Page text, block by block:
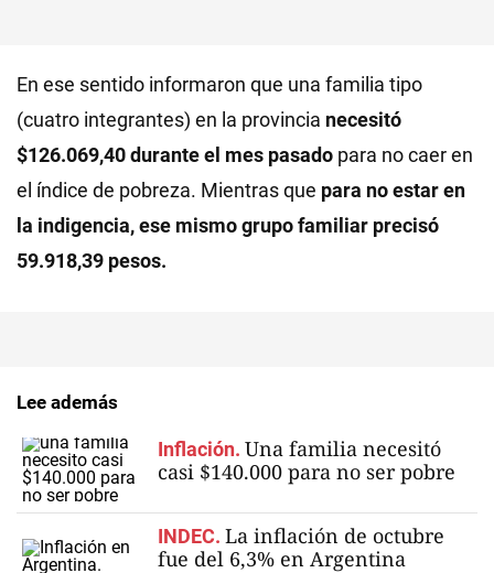
En ese sentido informaron que una familia tipo
(cuatro integrantes) en la provincia necesitó
$126.069,40 durante el mes pasado para no caer en
el índice de pobreza. Mientras que para no estar en
la indigencia, ese mismo grupo familiar precisó
59.918,39 pesos.
Lee además
Inflación. Una familia necesitó
casi $140.000 para no ser pobre
INDEC. La inflación de octubre
fue del 6,3% en Argentina